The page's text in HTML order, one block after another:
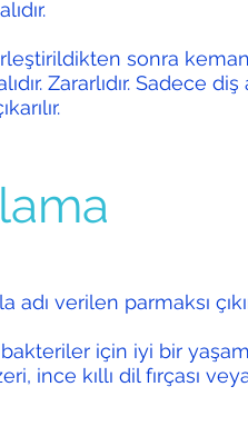
sonra
Zararlıdır. Sadece diş
verilen parmaksı
bakteriler için iyi bir yaşam
ince kıllı dil fırçası